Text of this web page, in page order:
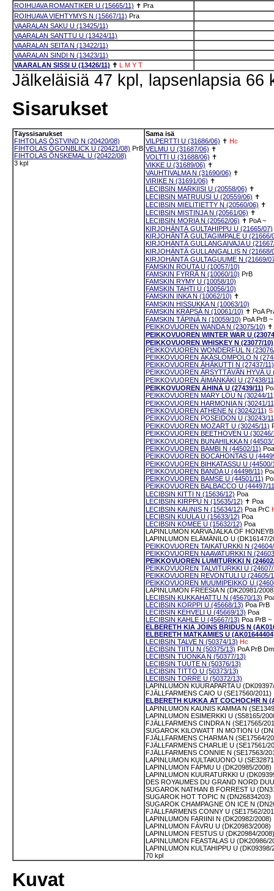
ROIHUAVA ROMANTIKER U (15665/11) ✝ Pra
ROIHUAVA VIEHTYMYS N (15667/11) Pra
VAARALAN SAKU U (13425/11)
VAARALAN SANTTU U (13424/11)
VAARALAN SEITA N (13422/11)
VAARALAN SINDI N (13423/11)
VAARALAN SISSI U (13426/11) ✝ L M Y T
Jälkeläisiä 47 kpl, lapsenlapsia 66
Sisarukset
Täyssisarukset
FIHTOLAS ÖSTVIND N (20420/08)
FIHTOLAS ÖGONBLICK U (20421/08) PrB
FIHTOLAS ÖNSKEMAL U (20422/08)
3 kpl
Sama isä
VILPERTTI U (31686/06) ✝ Hc
VELMU U (31687/06) ✝
VOLTTI U (31688/06) ✝
VIKKE U (31689/06) ✝
VAUHTIVALMA N (31690/06) ✝
VIRIKE N (31691/06) ✝
LECIBSIN MARKIISI U (20558/06) ✝
LECIBSIN MATRUUSI U (20559/06) ✝
LECIBSIN MIELITIETTY N (20560/06) ✝
LECIBSIN MISTINJA N (20561/06) ✝
LECIBSIN MORIA N (20562/06) ✝ PoA ~
KIRJOHÄNTÄ GULTAHIPPU U (21665/07)
KIRJOHÄNTÄ GULTAGIMPALE U (21666/
KIRJOHÄNTÄ GULLANGAIVAJA U
KIRJOHÄNTÄ GULLANGALLIS N (21668/
KIRJOHÄNTÄ GULTAGUUME N (21669/
FAMSKIN ROUTA U (10057/10)
FAMSKIN FYRRÄ N (10060/10) PrB
FAMSKIN RYMY U (10058/10)
FAMSKIN TAHTI U (10056/10)
FAMSKIN INKA N (10062/10) ✝
FAMSKIN HISSUKKA N (10063/10)
FAMSKIN KRÄPSÄ N (10061/10) ✝ PoA
FAMSKIN TÄPINÄ N (10059/10) PoA PrB ~
PEIKKOVUOREN WANDA N (23075/10) ✝
PEIKKOVUOREN WINTER WAR U
PEIKKOVUOREN WHISKEY N (23077/10)
PEIKKOVUOREN WONDERFUL N
PEIKKOVUOREN ÄKÄSLOMPOLO N
PEIKKOVUOREN ÄHÄKUTTI N (27437/11)
PEIKKOVUOREN ÄRSYTTÄVÄN HYVÄ U
PEIKKOVUOREN ÄIMÄNKÄKI U (27438/
PEIKKOVUOREN ÄHINÄ U (27439/11)
PEIKKOVUOREN MARY LOU N (30244/
PEIKKOVUOREN HARMONIA N (30241/
PEIKKOVUOREN ATHENE N (30242/11) S
PEIKKOVUOREN POSEIDON U (30243/
PEIKKOVUOREN MOZART U (30245/11)
PEIKKOVUOREN BEETHOVEN U (30246/
PEIKKOVUOREN BUNAHILKKA N (44503/
PEIKKOVUOREN BAMBI N (44502/11) Poa
PEIKKOVUOREN BOCAHONTAS U
PEIKKOVUOREN BIHKATASSU U (44500/
PEIKKOVUOREN BANDA U (44498/11)
PEIKKOVUOREN BAMSE U (44501/11)
PEIKKOVUOREN BALBACCO U (44497/
LECIBSIN KITTI N (15636/12) Poa
LECIBSIN KIRPPU N (15635/12) ✝ Poa
LECIBSIN KAUNIS N (15634/12) Poa PrC
LECIBSIN KUULA U (15633/12) Poa
LECIBSIN KOMEE U (15632/12) Poa
LAPINLUMON KARVAJALKA OF
LAPINLUMON ELÄMÄNILO U (DK16147/
PEIKKOVUOREN TAIKATURKKI N
PEIKKOVUOREN NAAVATURKKI N
PEIKKOVUOREN LUMITURKKI N
PEIKKOVUOREN TALVITURKKI U
PEIKKOVUOREN REVONTULI U (24605/
PEIKKOVUOREN MUUMIPEIKKO U
LAPINLUMON FREESIA N (DK20981/
LECIBSIN KUKKAHATTU N (45670/13)
LECIBSIN KORPPI U (45668/13) Poa PrB
LECIBSIN KEHVELI U (45669/13) Poa
LECIBSIN KAHLE U (45667/13) Poa PrB ~
ELBERETH KIA JOINS BRIDUS N
ELBERETH MATKAMIES U
LECIBSIN TALVE N (50374/13) Hc
LECIBSIN TIITU N (50375/13) PoA PrB
LECIBSIN TUONKA N (50377/13)
LECIBSIN TUUTE N (50376/13)
LECIBSIN TITTO U (50373/13)
LECIBSIN TORRE U (50372/13)
LAPINLUMON KUURAPARTA U
FJÄLLFARMENS CAIO U (SE17560/2011)
ELBERETH KUKKA AT COCHOCHR N
LAPINLUMON KAUNIS KAMMA N
LAPINLUMON ESIMERKKI U (S58165/
FJÄLLFARMENS CINDRA N (SE17565/
SUGAROK KILOWATT IN MOTION U
FJÄLLFARMENS CHARMA N (SE17564/
FJÄLLFARMENS CHARLIE U (SE17561/
FJÄLLFARMENS CONNIE N (SE17563/
LAPINLUMON KULTAKUONO U
LAPINLUMON FÁPMU U (DK20985/2008)
LAPINLUMON KUURATURKKI U
DES ROYAUMES DU GRAND NORD
SUGAROK NATHAN B FORREST U
SUGAROK HOT TOPIC N (DN26834203)
SUGAROK CHAMPAGNE ON ICE N
FJÄLLFARMENS CONNY U (SE17562/
LAPINLUMON FARIINI N (DK20982/2008)
LAPINLUMON FÀVRU U (DK20983/2008)
LAPINLUMON FESTUS U (DK20984/2008)
LAPINLUMON FEASTALAS U (DK20986/
LAPINLUMON KULTAHIPPU U (DK09398/
70 kpl
Kuvat